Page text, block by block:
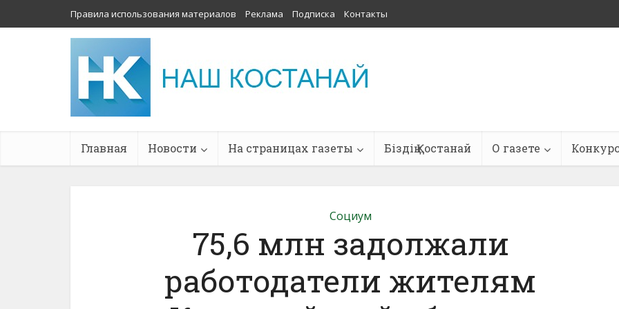
Правила использования материалов Реклама Подписка Контакты
Главная Новости На страницах газеты Біздің Қостанай О газете
Социум
75,6 млн задолжали
работодатели жителям